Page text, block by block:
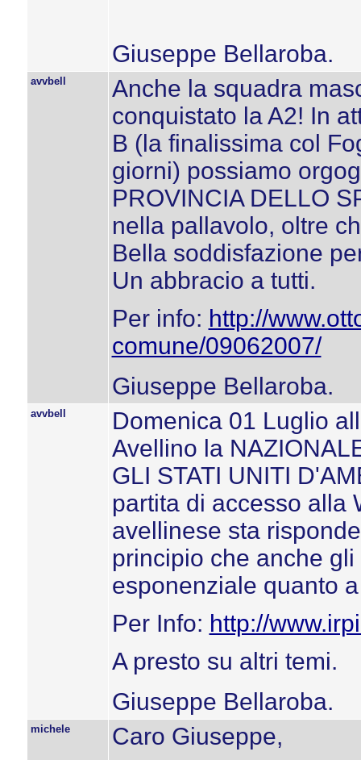
Giuseppe Bellaroba.
avvbell
Anche la squadra
conquistato la A2! In
B (la finalissima col
giorni) possiamo
PROVINCIA DELLO
nella pallavolo, oltre
Bella soddisfazione
Un abbracio a tutti.
Per info: http://
comune/09062007/
Giuseppe Bellaroba.
avvbell
Domenica 01 Luglio
Avellino la
GLI STATI UNITI
partita di accesso alla
avellinese sta
principio che anche
esponenziale quanto
Per Info: http://
A presto su altri temi.
Giuseppe Bellaroba.
michele
Caro Giuseppe,